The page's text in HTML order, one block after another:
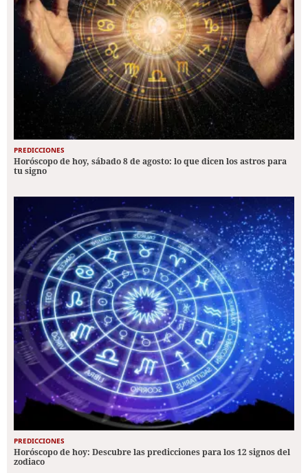
PREDICCIONES
Horóscopo de hoy, sábado 8 de agosto: lo que dicen los astros para
tu signo
PREDICCIONES
Horóscopo de hoy: Descubre las predicciones para los 12 signos del
zodiaco